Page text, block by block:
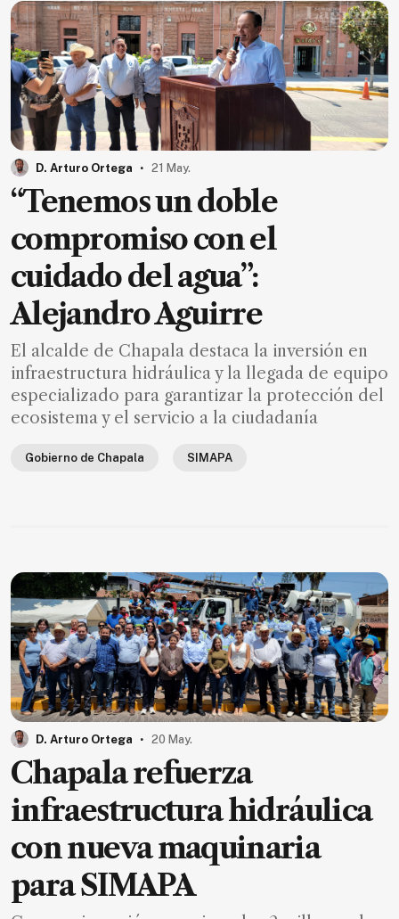
D. Arturo Ortega . 21 May.
“Tenemos un doble
compromiso con el
cuidado del agua”:
Alejandro Aguirre
El alcalde de Chapala destaca la inversión en
infraestructura hidráulica y la llegada de equipo
especializado para garantizar la protección del
ecosistema y el servicio a la ciudadanía
Gobierno de Chapala SIMAPA
D. Arturo Ortega . 20 May.
Chapala refuerza
infraestructura hidráulica
con nueva maquinaria
para SIMAPA